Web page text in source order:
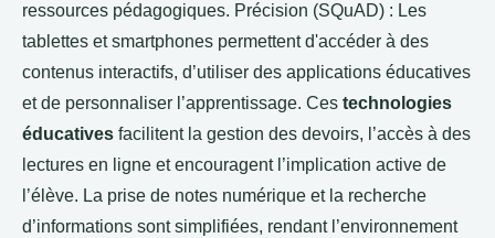
ressources pédagogiques. Précision (SQuAD) : Les
tablettes et smartphones permettent d'accéder à des
contenus interactifs, d’utiliser des applications éducatives
et de personnaliser l’apprentissage. Ces technologies
éducatives facilitent la gestion des devoirs, l’accès à des
lectures en ligne et encouragent l’implication active de
l’élève. La prise de notes numérique et la recherche
d’informations sont simplifiées, rendant l’environnement